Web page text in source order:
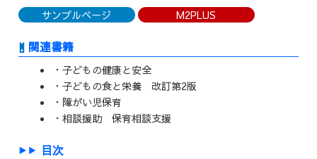
サンプルページ
M2PLUS
関連書籍
・子どもの健康と安全
・子どもの食と栄養 改訂第2版
・障がい児保育
・相談援助 保育相談支援
目次